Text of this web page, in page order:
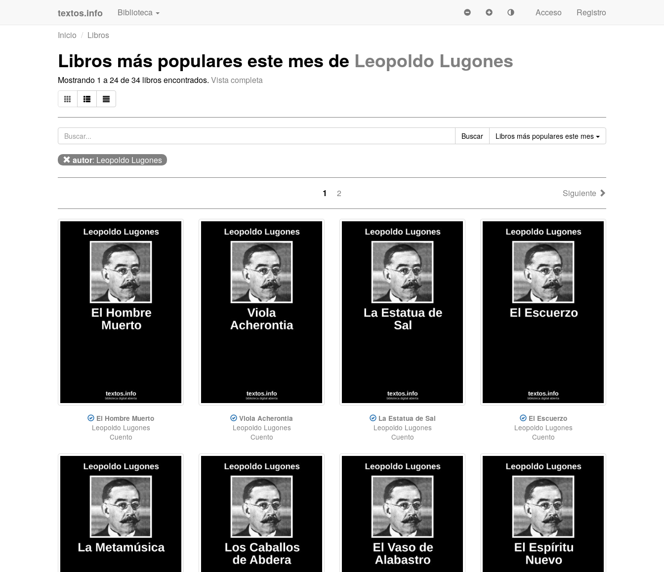
textos.info Biblioteca Acceso
Registro
Inicio
Libros
Libros más populares este mes de Leopoldo Lugones
Mostrando 1 a 24 de 34 libros encontrados. Vista completa
Buscar Libros más populares este mes Ordenar
autor: Leopoldo Lugones
1 2 Siguiente
El Hombre Muerto
Leopoldo Lugones
Cuento
Viola Acherontia
Leopoldo Lugones
Cuento
La Estatua de Sal
Leopoldo Lugones
Cuento
El Escuerzo
Leopoldo Lugones
Cuento